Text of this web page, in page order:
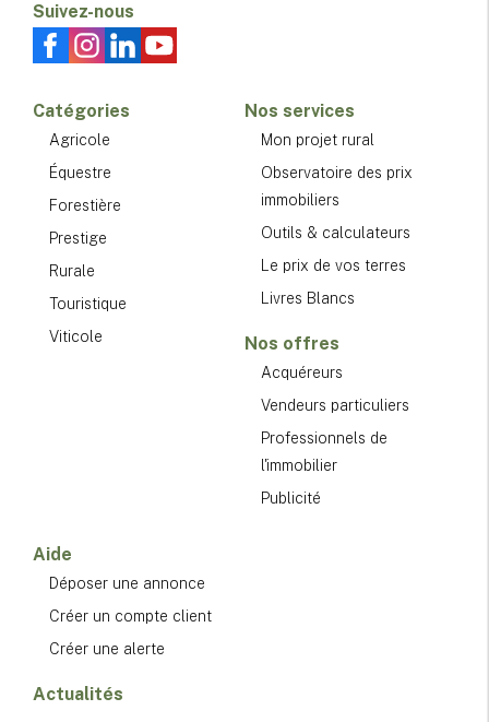
Suivez-nous
Catégories
Agricole
Équestre
Forestière
Prestige
Rurale
Touristique
Viticole
Nos services
Mon projet rural
Observatoire des prix
immobiliers
Outils & calculateurs
Le prix de vos terres
Livres Blancs
Nos offres
Acquéreurs
Vendeurs particuliers
Professionnels de
l'immobilier
Publicité
Aide
Déposer une annonce
Créer un compte client
Créer une alerte
Actualités